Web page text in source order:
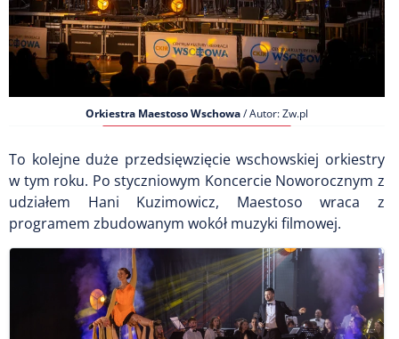
Orkiestra Maestoso Wschowa/ Autor: Zw.pl
To kolejne duże przedsięwzięcie wschowskiej orkiestry
w tym roku. Po styczniowym Koncercie Noworocznym z
udziałem Hani Kuzimowicz, Maestoso wraca z
programem zbudowanym wokół muzyki filmowej.